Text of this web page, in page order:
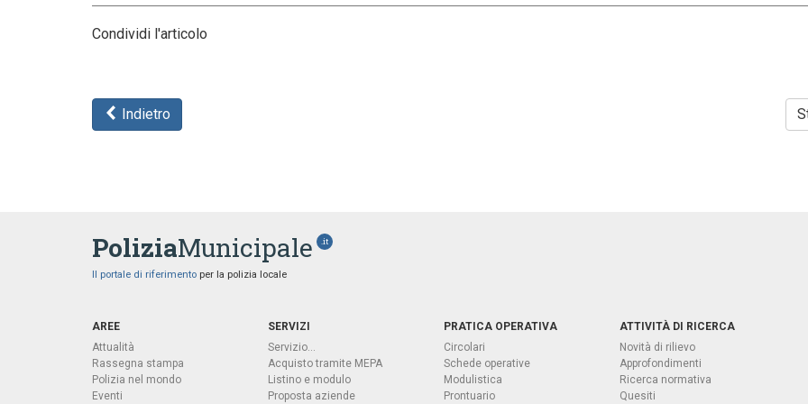
Condividi l'articolo
Indietro
PoliziaMunicipale .it
Il portale di riferimento per la polizia locale
AREE
Attualità
Rassegna stampa
Polizia nel mondo
Eventi
SERVIZI
Servizio...
Acquisto tramite MEPA
Listino e modulo
Proposta aziende
PRATICA OPERATIVA
Circolari
Schede operative
Modulistica
Prontuario
ATTIVITÀ DI RICERCA
Novità di rilievo
Approfondimenti
Ricerca normativa
Quesiti